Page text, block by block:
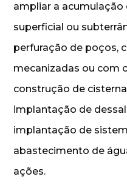
ampliar a acumulação
superficial ou
perfuração de poços,
mecanizadas ou com
construção de
implantação de
implantação de
abastecimento de
ações.